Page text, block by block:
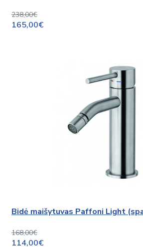
238,00€
165,00€
Bidė maišytuvas Paffoni Light
168,00€
114,00€